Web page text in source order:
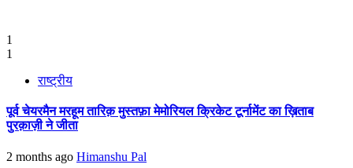
1
1
राष्ट्रीय
पूर्व चेयरमैन मरहूम तारिक़ मुस्तफ़ा मेमोरियल क्रिकेट टूर्नामेंट का ख़िताब
पुरक़ाज़ी ने जीता
2 months ago Himanshu Pal